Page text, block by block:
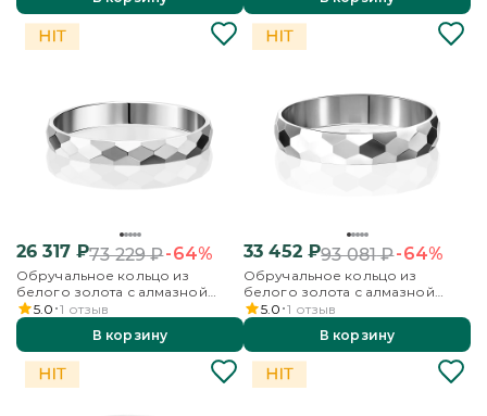
26 317₽73 229₽-64%
Обручальное кольцо из
белого золота с алмазной
гранью
5.0 1 отзыв
В корзину
33 452₽93 081₽-64%
Обручальное кольцо из
белого золота с алмазной
гранью
5.0 1 отзыв
В корзину